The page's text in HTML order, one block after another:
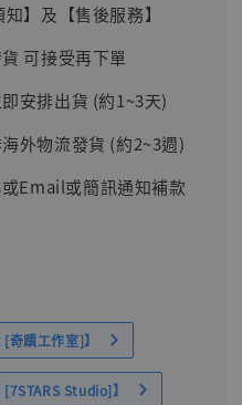
】及【售後服務】
可接受再下單
安排出貨 (約1~3天)
外物流發貨 (約2~3週)
Email或簡訊通知補款
蹟工作室]】
Studio]】